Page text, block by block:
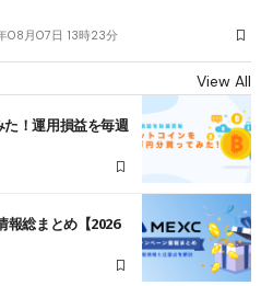
08月07日 13時23分
View All
！運用損益を毎週
報総まとめ【2026